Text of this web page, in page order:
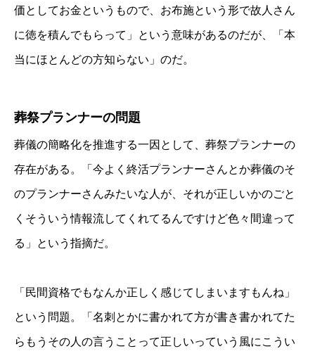
価としてお金というもので、お布施という形で故人さん
に徳を積んでもらって」という意味があるのだが、「本
当にほとんどの方知らない」のだ。
葬祭プランナーの問題
葬儀の簡略化を推進する一因として、葬祭プランナーの
存在がある。「今よく終活プランナーさんとか葬儀のそ
のプランナーさんみたいな人が、それが正しいかのごと
くそういう情報流してくれてるんですけど色々間違って
る」という指摘だ。
「民間資格でもなんか正しく感じてしまいますもんね」
という問題。「名刺とかに書かれて方が書き書かれてた
らもうその人の言うことって正しいっていう風にこうい